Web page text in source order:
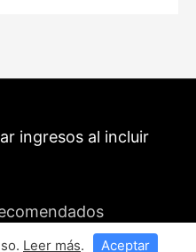
ingresos al incluir
Leer más. Aceptar